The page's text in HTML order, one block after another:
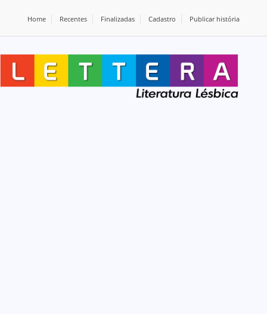
Home Recentes Finalizadas Cadastro Publicar história